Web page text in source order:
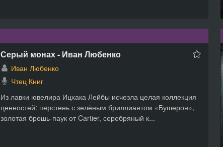
Серый монах - Иван Любенко
Иван Любенко
Чтец Книг
Из лавки ювелира Ицхака Лейбы исчезла целая коллекция
ценностей: перстень с зелёным бриллиантом «Бушерон»,
золотая брошь-паук от Cartier, серебряный к...